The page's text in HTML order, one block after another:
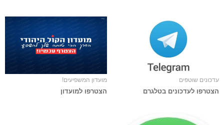
עדכונים שוטפים
הצטרפו לעדכונים בטלגרם
מועדון המשפיעים!
הצטרפו למועדון